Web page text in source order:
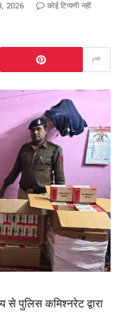
2026 कोई टिप्पणी नहीं
पुलिस कमिश्नरेट द्वारा